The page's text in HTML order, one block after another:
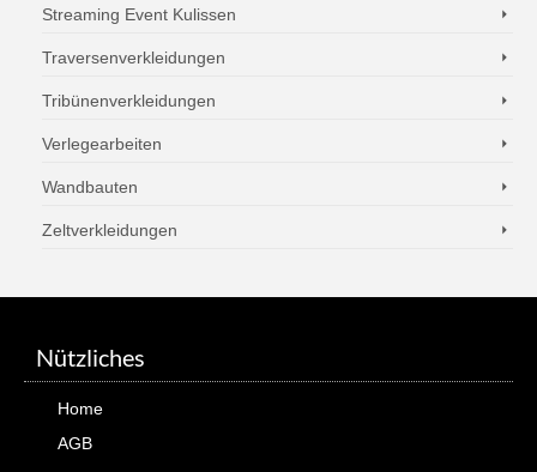
Streaming Event Kulissen
Traversenverkleidungen
Tribünenverkleidungen
Verlegearbeiten
Wandbauten
Zeltverkleidungen
Nützliches
Home
AGB